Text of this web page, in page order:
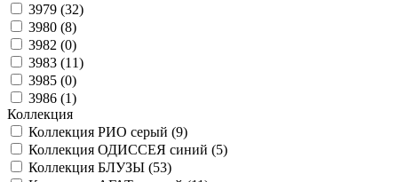
3979 (32)
3980 (8)
3982 (0)
3983 (11)
3985 (0)
3986 (1)
Коллекция
Коллекция РИО серый (9)
Коллекция ОДИССЕЯ синий (5)
Коллекция БЛУЗЫ (53)